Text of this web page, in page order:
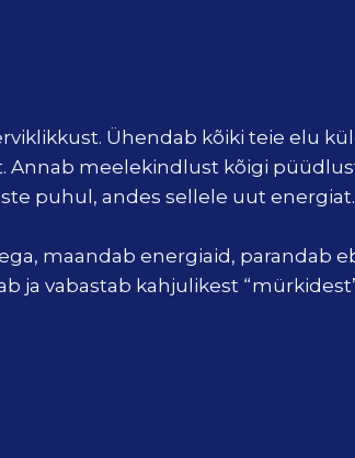
Ühendab kõiki teie elu
Annab meelekindlust kõigi
puhul, andes sellele uut energiat.
maandab energiaid, parandab
ja vabastab kahjulikest